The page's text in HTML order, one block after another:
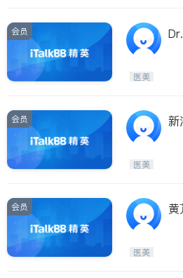
Inyo & San
Riverside
Santa Barbara &
会员
医美
会员 新
医美
会员 黄
医美